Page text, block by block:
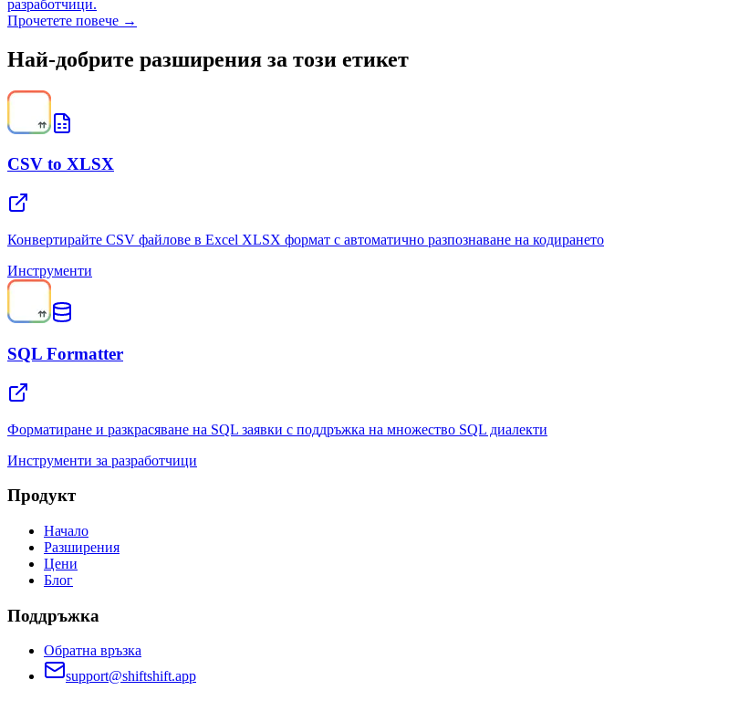
разработчици.
Прочетете повече →
Най-добрите разширения за този етикет
CSV to XLSX
Конвертирайте CSV файлове в Excel XLSX формат с автоматично разпознаване на кодирането
Инструменти
SQL Formatter
Форматиране и разкрасяване на SQL заявки с поддръжка на множество SQL диалекти
Инструменти за разработчици
Продукт
Начало
Разширения
Цени
Блог
Поддръжка
Обратна връзка
support@shiftshift.app